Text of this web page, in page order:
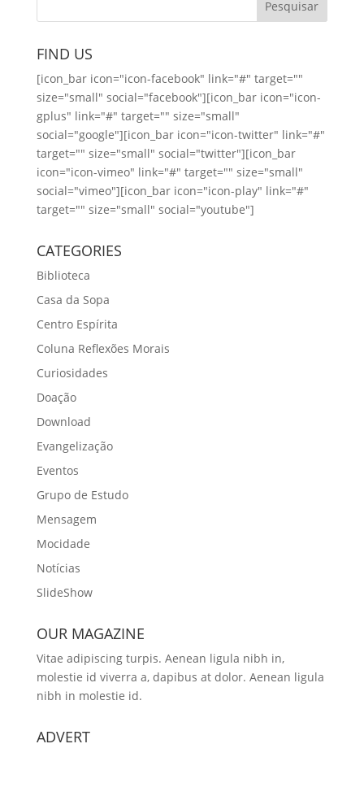
FIND US
[icon_bar icon="icon-facebook" link="#" target=""
size="small" social="facebook"][icon_bar icon="icon-
gplus" link="#" target="" size="small"
social="google"][icon_bar icon="icon-twitter" link="#"
target="" size="small" social="twitter"][icon_bar
icon="icon-vimeo" link="#" target="" size="small"
social="vimeo"][icon_bar icon="icon-play" link="#"
target="" size="small" social="youtube"]
CATEGORIES
Biblioteca
Casa da Sopa
Centro Espírita
Coluna Reflexões Morais
Curiosidades
Doação
Download
Evangelização
Eventos
Grupo de Estudo
Mensagem
Mocidade
Notícias
SlideShow
OUR MAGAZINE
Vitae adipiscing turpis. Aenean ligula nibh in,
molestie id viverra a, dapibus at dolor. Aenean ligula
nibh in molestie id.
ADVERT